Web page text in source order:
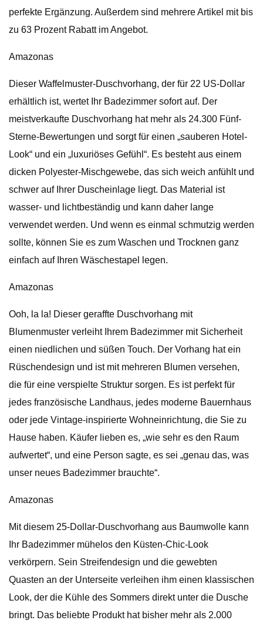
perfekte Ergänzung. Außerdem sind mehrere Artikel mit bis
zu 63 Prozent Rabatt im Angebot.
Amazonas
Dieser Waffelmuster-Duschvorhang, der für 22 US-Dollar
erhältlich ist, wertet Ihr Badezimmer sofort auf. Der
meistverkaufte Duschvorhang hat mehr als 24.300 Fünf-
Sterne-Bewertungen und sorgt für einen „sauberen Hotel-
Look“ und ein „luxuriöses Gefühl“. Es besteht aus einem
dicken Polyester-Mischgewebe, das sich weich anfühlt und
schwer auf Ihrer Duscheinlage liegt. Das Material ist
wasser- und lichtbeständig und kann daher lange
verwendet werden. Und wenn es einmal schmutzig werden
sollte, können Sie es zum Waschen und Trocknen ganz
einfach auf Ihren Wäschestapel legen.
Amazonas
Ooh, la la! Dieser geraffte Duschvorhang mit
Blumenmuster verleiht Ihrem Badezimmer mit Sicherheit
einen niedlichen und süßen Touch. Der Vorhang hat ein
Rüschendesign und ist mit mehreren Blumen versehen,
die für eine verspielte Struktur sorgen. Es ist perfekt für
jedes französische Landhaus, jedes moderne Bauernhaus
oder jede Vintage-inspirierte Wohneinrichtung, die Sie zu
Hause haben. Käufer lieben es, „wie sehr es den Raum
aufwertet“, und eine Person sagte, es sei „genau das, was
unser neues Badezimmer brauchte“.
Amazonas
Mit diesem 25-Dollar-Duschvorhang aus Baumwolle kann
Ihr Badezimmer mühelos den Küsten-Chic-Look
verkörpern. Sein Streifendesign und die gewebten
Quasten an der Unterseite verleihen ihm einen klassischen
Look, der die Kühle des Sommers direkt unter die Dusche
bringt. Das beliebte Produkt hat bisher mehr als 2.000